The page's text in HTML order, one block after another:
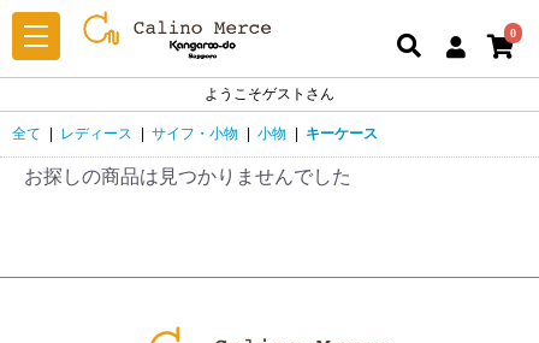
0
ようこそゲストさん
全て | レディース | サイフ・小物 | 小物 | キーケース
お探しの商品は見つかりませんでした